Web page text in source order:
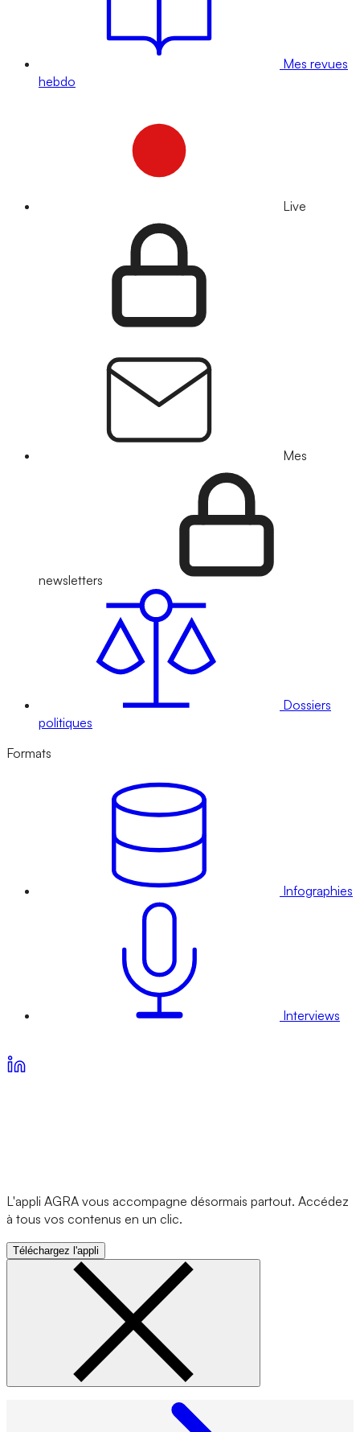
Mes revues
hebdo
Live
Mes
newsletters
Dossiers
politiques
Formats
Infographies
Interviews
L'appli AGRA vous accompagne désormais partout. Accédez
à tous vos contenus en un clic.
Téléchargez l'appli